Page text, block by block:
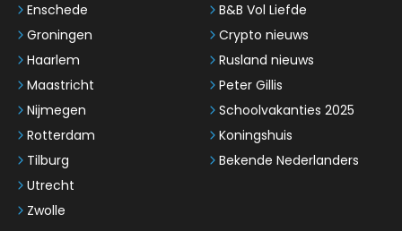
Enschede
Groningen
Haarlem
Maastricht
Nijmegen
Rotterdam
Tilburg
Utrecht
Zwolle
B&B Vol Liefde
Crypto nieuws
Rusland nieuws
Peter Gillis
Schoolvakanties 2025
Koningshuis
Bekende Nederlanders